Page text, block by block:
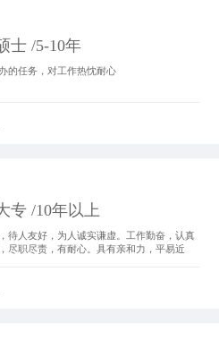
士 /5-10年
的任务，对工作热忱耐心
专 /10年以上
待人友好，为人诚实谦虚。工作勤奋，认真
尽职尽责，有耐心。具有亲和力，平易近
体会到乐趣，尽心尽力。